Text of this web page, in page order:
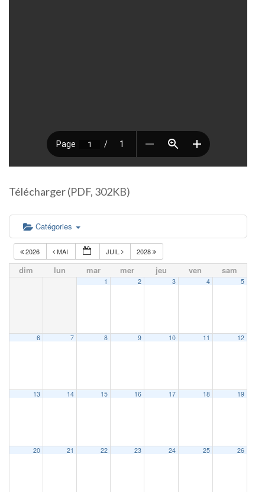
Télécharger (PDF, 302KB)
Catégories
2026 MAI JUIL 2028
dim lun mar mer jeu ven sam
1 2 3 4 5
6 7 8 9 10 11 12
13 14 15 16 17 18 19
20 21 22 23 24 25 26